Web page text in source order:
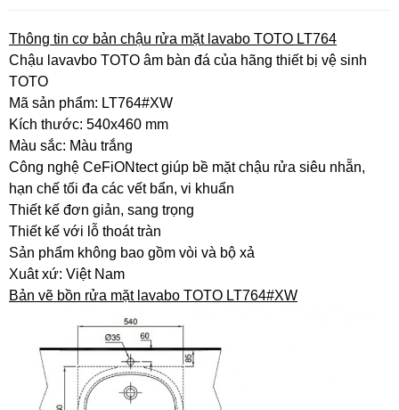
Thông tin cơ bản chậu rửa mặt lavabo TOTO LT764
Chậu lavavbo TOTO âm bàn đá của hãng thiết bị vệ sinh
TOTO
Mã sản phẩm: LT764#XW
Kích thước: 540x460 mm
Màu sắc: Màu trắng
Công nghệ CeFiONtect giúp bề mặt chậu rửa siêu nhẵn,
hạn chế tối đa các vết bẩn, vi khuẩn
Thiết kế đơn giản, sang trọng
Thiết kế với lỗ thoát tràn
Sản phẩm không bao gồm vòi và bộ xả
Xuât xứ: Việt Nam
Bản vẽ bồn rửa mặt lavabo TOTO LT764#XW